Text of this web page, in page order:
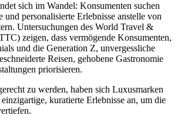
sich im Wandel: Konsumenten suchen
und personalisierte Erlebnisse anstelle von
Untersuchungen des World Travel &
zeigen, dass vermögende Konsumenten,
und die Generation Z, unvergessliche
Reisen, gehobene Gastronomie
priorisieren.
zu werden, haben sich Luxusmarken
kuratierte Erlebnisse an, um die